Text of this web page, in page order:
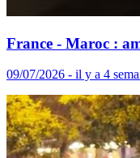
France - Maroc :
09/07/2026 - il y a 4